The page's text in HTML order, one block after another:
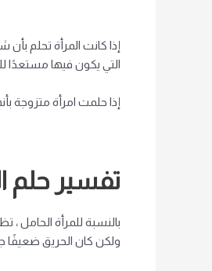
إذا كانت المرأة تحلم
التي يكون فيها مستعدًا
إذا حلمت امرأة متزوجة
تفسير حلم
بالنسبة للمرأة الحامل
ولكن كان الحريق